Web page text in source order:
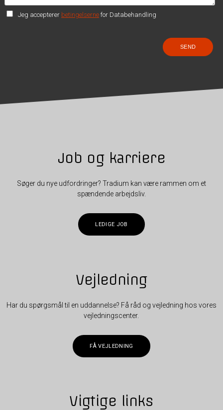
Jeg accepterer betingelsernefor Databehandling
Job og karriere
Søger du nye udfordringer? Tradium kan være rammen om et
spændende arbejdsliv.
LEDIGE JOB
Vejledning
Har du spørgsmål til en uddannelse? Få råd og vejledning hos vores
vejledningscenter.
FÅ VEJLEDNING
Vigtige links